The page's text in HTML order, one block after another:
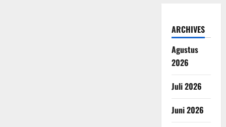
ARCHIVES
Agustus
2026
Juli 2026
Juni 2026